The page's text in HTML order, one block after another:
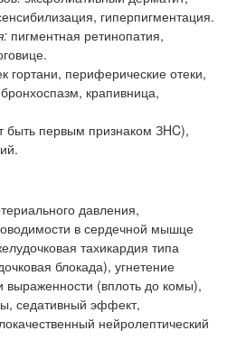
гиперпигментация.
пигментная ретинопатия,
гортани, периферические отеки,
крапивница,
быть первым признаком ЗHC),
давления,
в сердечной мышце
тахикардия типа
блокада), угнетение
выраженности (вплоть до комы),
седативный эффект,
нейролептический